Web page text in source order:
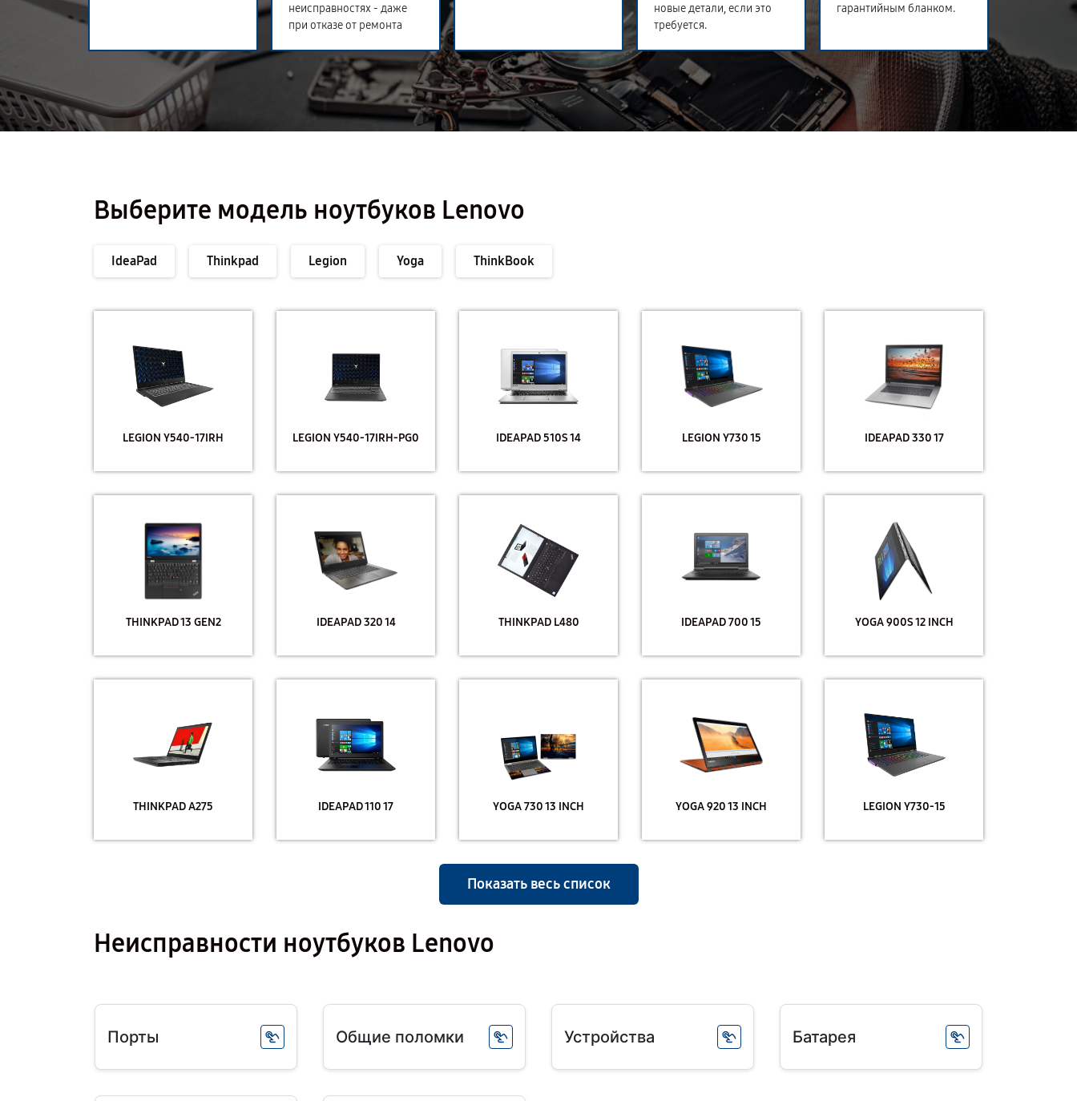
неисправностях - даже
при отказе от ремонта
новые детали, если это
требуется.
гарантийным бланком.
Выберите модель ноутбуков Lenovo
IdeaPad Thinkpad Legion Yoga ThinkBook
LEGION Y540-17IRH LEGION Y540-17IRH-PG0 IDEAPAD 510S 14 LEGION Y730 15 IDEAPAD 330 17
THINKPAD 13 GEN2 IDEAPAD 320 14 THINKPAD L480 IDEAPAD 700 15 YOGA 900S 12 INCH
THINKPAD A275 IDEAPAD 110 17 YOGA 730 13 INCH YOGA 920 13 INCH LEGION Y730-15
Показать весь список
Неисправности ноутбуков Lenovo
Порты Общие поломки Устройства Батарея